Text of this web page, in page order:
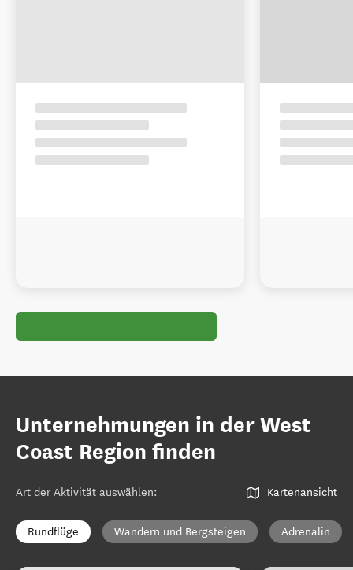
Unternehmungen in der West
Coast Region finden
Art der Aktivität auswählen: Kartenansicht
Rundflüge Wandern und Bergsteigen Adrenalin